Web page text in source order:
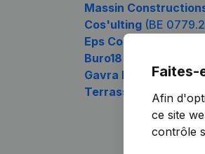
Massin
Cos'ulting (BE
Eps Construct
Buro18
Gavra Immo (BE
Terrassement
Faites-
Afin
ce site
contrôle